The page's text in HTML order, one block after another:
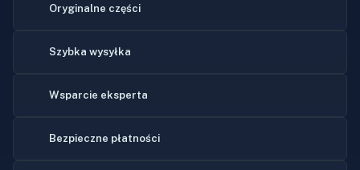
Oryginalne części
Szybka wysyłka
Wsparcie eksperta
Bezpieczne płatności